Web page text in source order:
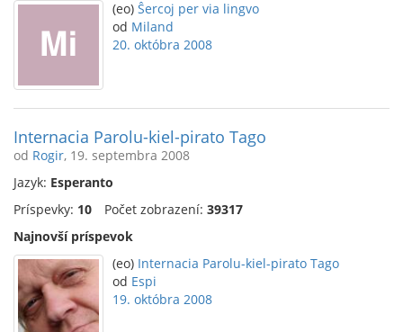
(eo) Ŝercoj per via lingvo
od Miland
20. októbra 2008
Internacia Parolu-kiel-pirato Tago
od Rogir, 19. septembra 2008
Jazyk: Esperanto
Príspevky: 10 Počet zobrazení: 39317
Najnovší príspevok
(eo) Internacia Parolu-kiel-pirato Tago
od Espi
19. októbra 2008